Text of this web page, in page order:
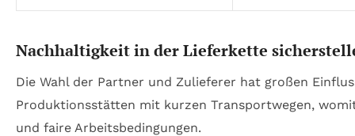
Nachhaltigkeit in der Lieferkette
Die Wahl der Partner und Zulieferer hat großen
Produktionsstätten mit kurzen Transportwegen,
und faire Arbeitsbedingungen.